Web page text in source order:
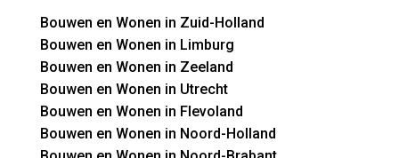
Bouwen en Wonen in Zuid-Holland
Bouwen en Wonen in Limburg
Bouwen en Wonen in Zeeland
Bouwen en Wonen in Utrecht
Bouwen en Wonen in Flevoland
Bouwen en Wonen in Noord-Holland